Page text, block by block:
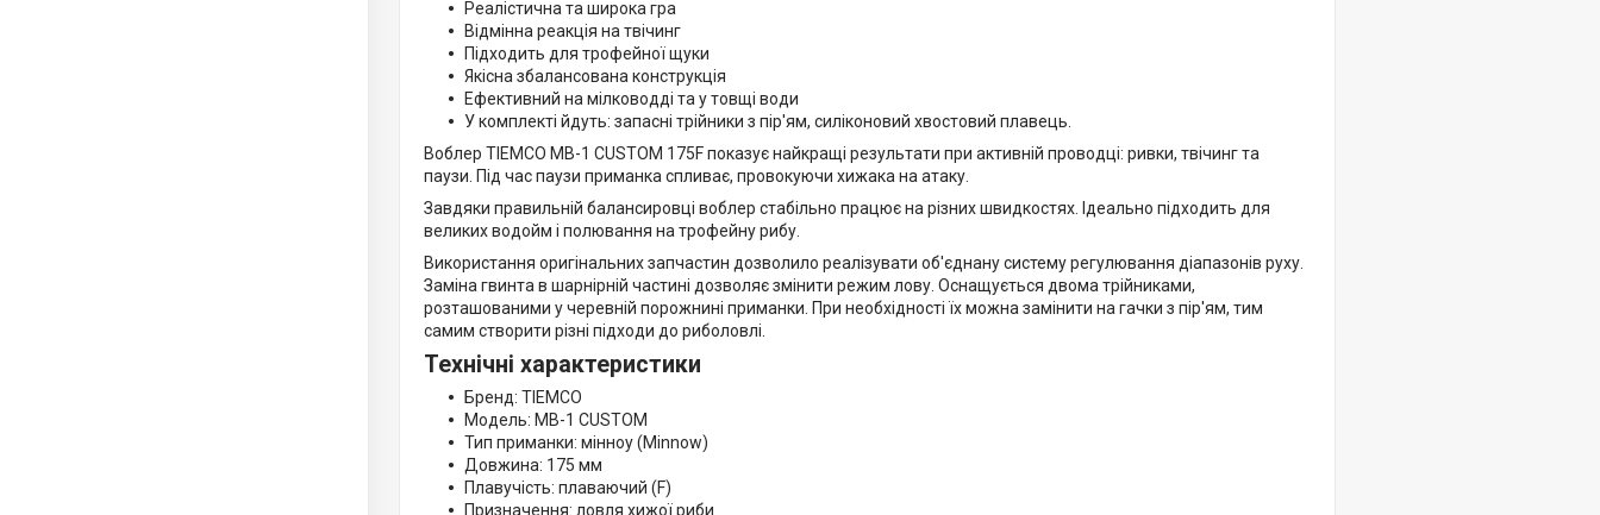
Реалістична та широка гра
Відмінна реакція на твічинг
Підходить для трофейної щуки
Якісна збалансована конструкція
Ефективний на мілководді та у товщі води
У комплекті йдуть: запасні трійники з пір'ям, силіконовий хвостовий плавець.
Воблер TIEMCO MB-1 CUSTOM 175F показує найкращі результати при активній проводці: ривки, твічинг та
паузи. Під час паузи приманка спливає, провокуючи хижака на атаку.
Завдяки правильній балансировці воблер стабільно працює на різних швидкостях. Ідеально підходить для
великих водойм і полювання на трофейну рибу.
Використання оригінальних запчастин дозволило реалізувати об'єднану систему регулювання діапазонів руху.
Заміна гвинта в шарнірній частині дозволяє змінити режим лову. Оснащується двома трійниками,
розташованими у черевній порожнині приманки. При необхідності їх можна замінити на гачки з пір'ям, тим
самим створити різні підходи до риболовлі.
Технічні характеристики
Бренд: TIEMCO
Модель: MB-1 CUSTOM
Тип приманки: мінноу (Minnow)
Довжина: 175 мм
Плавучість: плаваючий (F)
Призначення: ловля хижої риби